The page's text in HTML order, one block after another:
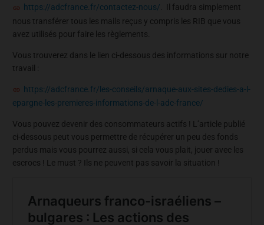
https://adcfrance.fr/contactez-nous/. Il faudra simplement
nous transférer tous les mails reçus y compris les RIB que vous
avez utilisés pour faire les règlements.
Vous trouverez dans le lien ci-dessous des informations sur notre
travail :
https://adcfrance.fr/les-conseils/arnaque-aux-sites-dedies-a-l-
epargne-les-premieres-informations-de-l-adc-france/
Vous pouvez devenir des consommateurs actifs ! L’article publié
ci-dessous peut vous permettre de récupérer un peu des fonds
perdus mais vous pourrez aussi, si cela vous plait, jouer avec les
escrocs ! Le must ? Ils ne peuvent pas savoir la situation !